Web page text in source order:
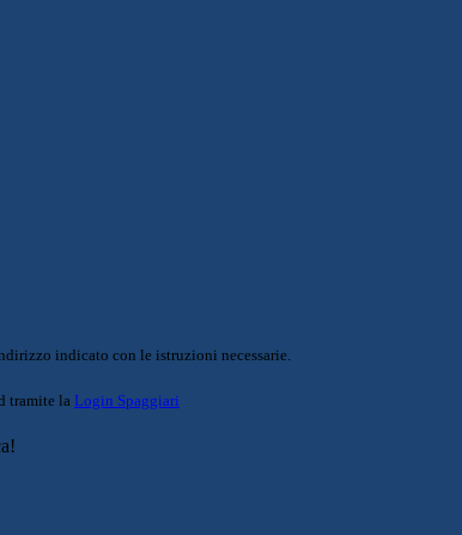
indicato con le istruzioni necessarie.
tramite la Login Spaggiari